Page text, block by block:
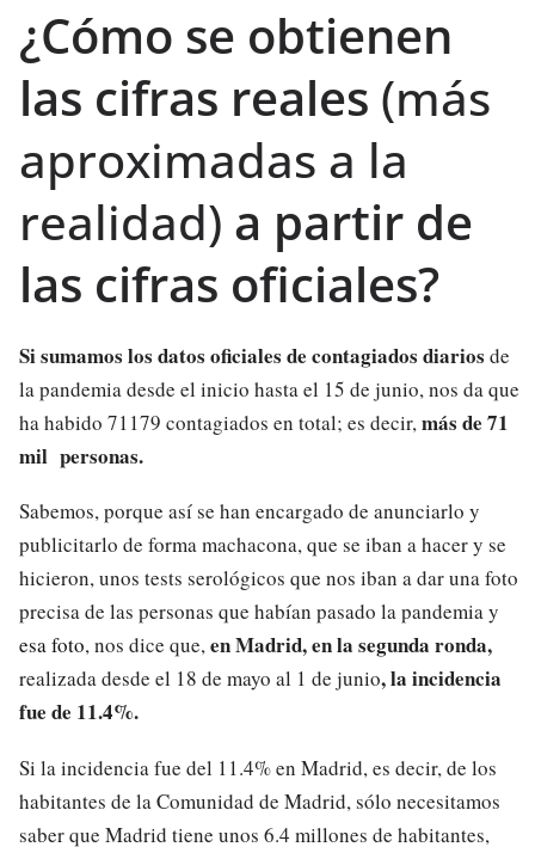
¿Cómo se obtienen
las cifras reales (más
aproximadas a la
realidad) a partir de
las cifras oficiales?
Si sumamos los datos oficiales de contagiados diarios de
la pandemia desde el inicio hasta el 15 de junio, nos da que
ha habido 71179 contagiados en total; es decir,más de 71
mil personas.
Sabemos, porque así se han encargado de anunciarlo y
publicitarlo de forma machacona, que se iban a hacer y se
hicieron, unos tests serológicos que nos iban a dar una foto
precisa de las personas que habían pasado la pandemia y
esa foto, nos dice que,en Madrid, en la segunda ronda,
realizada desde el 18 de mayo al 1 de junio, la incidencia
fue de 11.4%.
Si la incidencia fue del 11.4% en Madrid, es decir, de los
habitantes de la Comunidad de Madrid, sólo necesitamos
saber que Madrid tiene unos 6.4 millones de habitantes,